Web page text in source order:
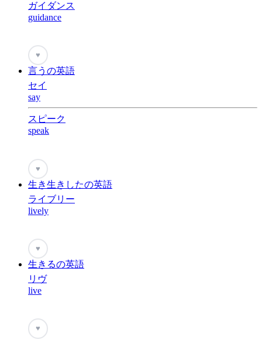
ガイダンス
guidance
♥
言うの英語
セイ
say
スピーク
speak
♥
生き生きしたの英語
ライブリー
lively
♥
生きるの英語
リヴ
live
♥